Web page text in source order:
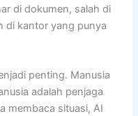
di dokumen, salah di
di kantor yang punya
penting. Manusia
adalah penjaga
membaca situasi, AI